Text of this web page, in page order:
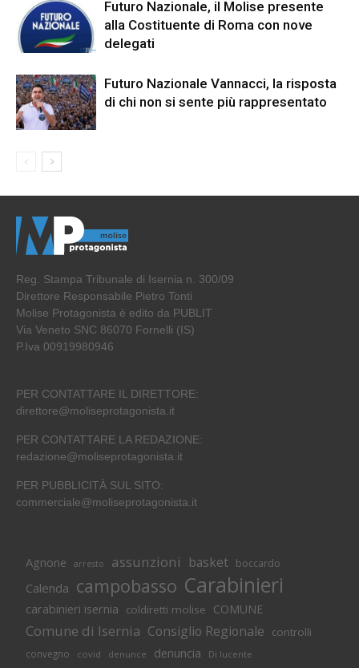
Futuro Nazionale, il Molise presente
alla Costituente di Roma con nove
delegati
Futuro Nazionale Vannacci, la risposta
di chi non si sente più rappresentato
Reg. Stampa Tribunale di Isernia n. 300/09
Direttore Responsabile Pietro Tonti
Molise Protagonista è edito da PUBLIT
Via Veneto SNC 86070 Fornelli (IS)
P.Iva 00919980946
PER CONTATTARE IL DIRETTORE:
direttore@moliseprotagonista.it
PER CONTATTARE LA REDAZIONE:
redazione@moliseprotagonista.it
PER PUBBLICITÀ SUL SITO:
commerciale@moliseprotagonista.it
Agnone arresto assunzioni basket boccardo
Calenda campobasso Carabinieri
carabinieri isernia coldiretti molise COMUNE
Comune di Isernia Consiglio Regionale controlli
convegno covid denunce denuncia Di lucente